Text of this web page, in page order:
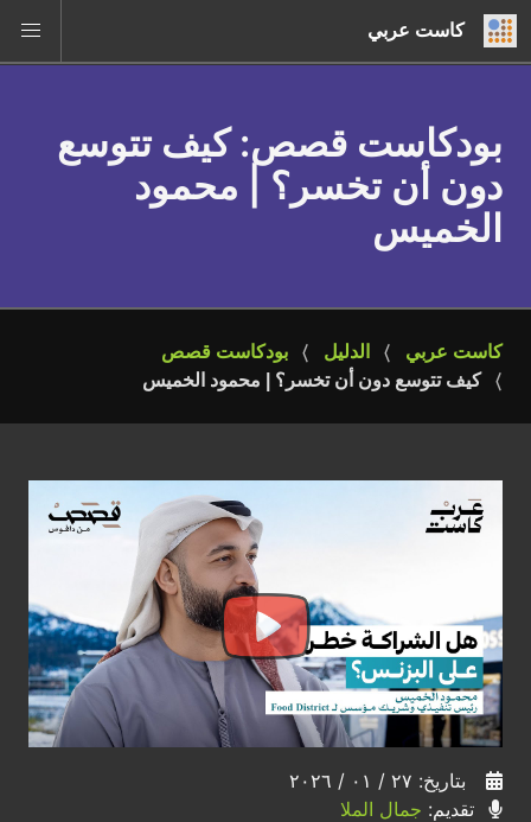
كاست عربي
بودكاست قصص: كيف تتوسع
دون أن تخسر؟ | محمود
الخميس
كاست عربي الدليل
بودكاست قصص
كيف تتوسع دون أن تخسر؟ | محمود الخميس
بتاريخ: ٢٧ / ٠١ / ٢٠٢٦
تقديم: جمال الملا